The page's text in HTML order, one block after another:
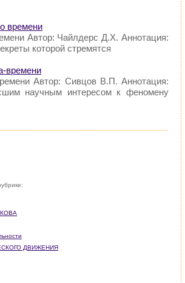
времени
Автор: Чайлдерс Д.Х. Аннотация:
которой стремятся
времени
Автор: Сивцов В.П. Аннотация:
научным интересом к феномену
ДВИЖЕНИЯ